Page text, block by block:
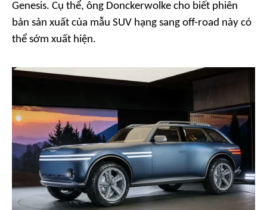
Genesis. Cụ thể, ông Donckerwolke cho biết phiên
bản sản xuất của mẫu SUV hạng sang off-road này có
thể sớm xuất hiện.